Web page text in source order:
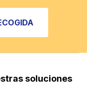
soluciones